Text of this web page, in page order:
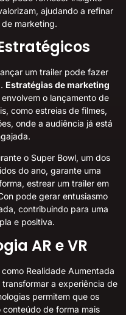
ajudando a refinar
marketing.
um trailer pode fazer
Estratégias de marketing
o lançamento de
como estreias de filmes,
onde a audiência já está
o Super Bowl, um dos
do ano, garante uma
estrear um trailer em
pode gerar entusiasmo
contribuindo para uma
e positiva.
AR e VR
Realidade Aumentada
a experiência de
permitem que os
de forma mais